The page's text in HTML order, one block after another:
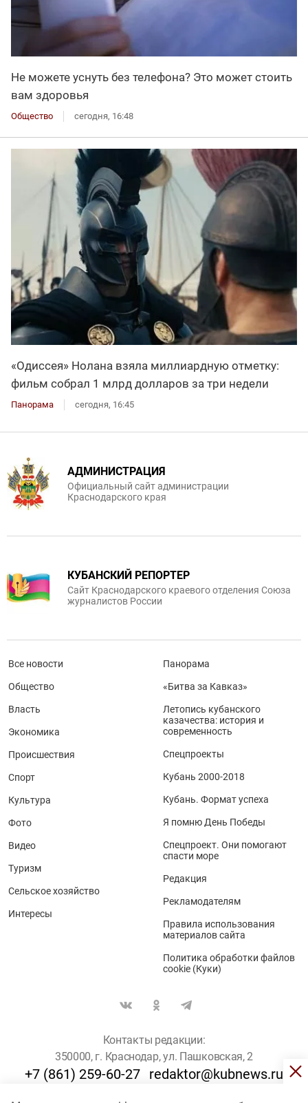
Не можете уснуть без телефона? Это может стоить
вам здоровья
Общество сегодня, 16:48
«Одиссея» Нолана взяла миллиардную отметку:
фильм собрал 1 млрд долларов за три недели
Панорама сегодня, 16:45
АДМИНИСТРАЦИЯ
Официальный сайт администрации
Краснодарского края
КУБАНСКИЙ РЕПОРТЕР
Сайт Краснодарского краевого отделения Союза
журналистов России
Все новости
Общество
Власть
Экономика
Происшествия
Спорт
Культура
Фото
Видео
Туризм
Сельское хозяйство
Интересы
Панорама
«Битва за Кавказ»
Летопись кубанского
казачества: история и
современность
Спецпроекты
Кубань 2000-2018
Кубань. Формат успеха
Я помню День Победы
Спецпроект. Они помогают
спасти море
Редакция
Рекламодателям
Правила использования
материалов сайта
Политика обработки файлов
cookie (Куки)
Контакты редакции:
350000, г. Краснодар, ул. Пашковская, 2
+7 (861) 259-60-27 redaktor@kubnews.ru